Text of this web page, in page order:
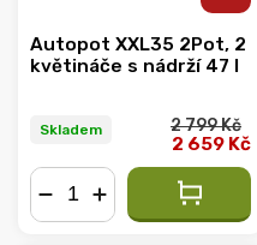
Autopot XXL35 2Pot, 2
květináče s nádrží 47 l
Skladem 2 799 Kč
2 659 Kč